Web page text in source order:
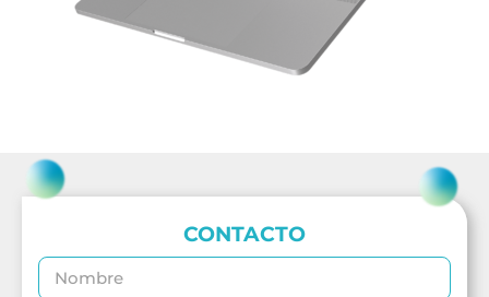
CONTACTO